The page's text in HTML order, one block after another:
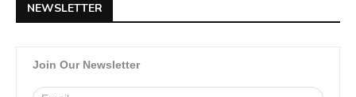
NEWSLETTER
Join Our Newsletter